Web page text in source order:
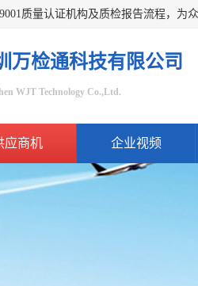
万检通科技有限公司
WJT Technology Co.,Ltd.
应商机 企业视频